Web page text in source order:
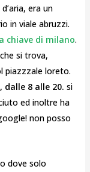
era un
in viale abruzzi.
chiave di milano.
che si trova,
piazzzale loreto.
8 alle 20. si
ed inoltre ha
non posso
dove solo